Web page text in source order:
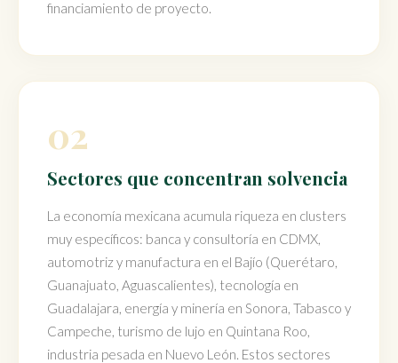
financiamiento de proyecto.
02
Sectores que concentran solvencia
La economía mexicana acumula riqueza en clusters
muy específicos: banca y consultoría en CDMX,
automotriz y manufactura en el Bajío (Querétaro,
Guanajuato, Aguascalientes), tecnología en
Guadalajara, energía y minería en Sonora, Tabasco y
Campeche, turismo de lujo en Quintana Roo,
industria pesada en Nuevo León. Estos sectores